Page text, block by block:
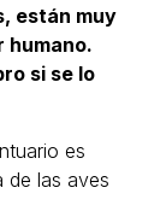
están muy
humano.
si se lo
es
de las aves